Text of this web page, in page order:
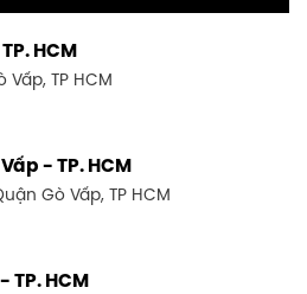
HCM
Vấp, TP HCM
- TP. HCM
Gò Vấp, TP HCM
TP. HCM